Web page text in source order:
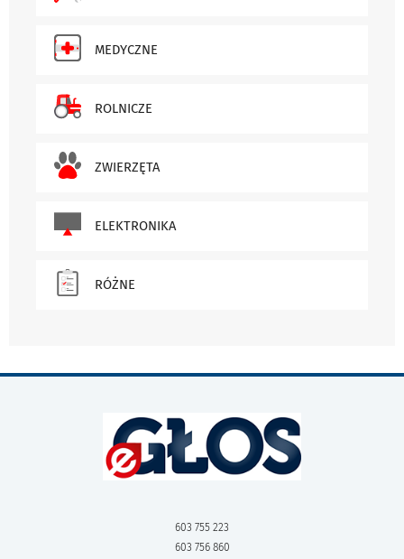
MEDYCZNE
ROLNICZE
ZWIERZĘTA
ELEKTRONIKA
RÓŻNE
603 755 223
603 756 860